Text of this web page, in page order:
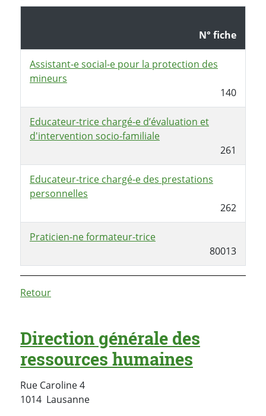
N° fiche
Assistant-e social-e pour la protection des
mineurs
140
Educateur-trice chargé-e d’évaluation et
d'intervention socio-familiale
261
Educateur-trice chargé-e des prestations
personnelles
262
Praticien-ne formateur-trice
80013
Retour
Direction générale des
ressources humaines
Rue Caroline 4
1014 LausanneSuisse